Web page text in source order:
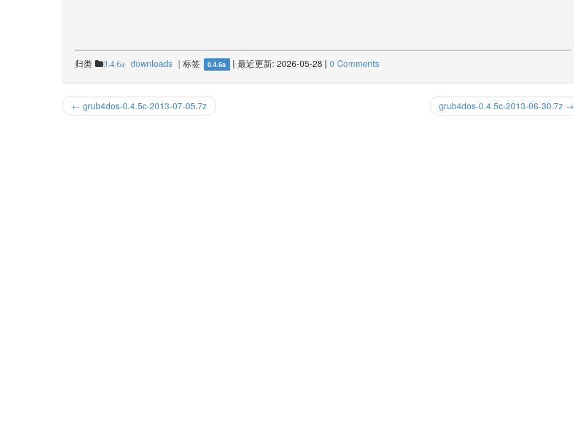
归类 0.4.6a downloads | 标签 0.4.6a | 最近更新: 2026-05-28 | 0 Comments
← grub4dos-0.4.5c-2013-07-05.7z grub4dos-0.4.5c-2013-06-30.7z →